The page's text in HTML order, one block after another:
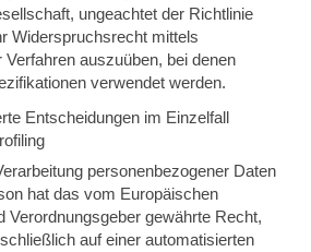
ungeachtet der Richtlinie
Widerspruchsrecht mittels
Verfahren auszuüben, bei denen
verwendet werden.
Entscheidungen im Einzelfall
personenbezogener Daten
hat das vom Europäischen
Verordnungsgeber gewährte Recht,
auf einer automatisierten